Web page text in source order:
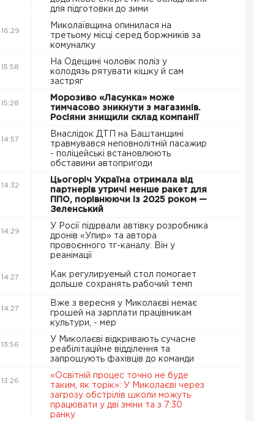
для підготовки до зими
16:29
Миколаївщина опинилася на
третьому місці серед боржників за
комуналку
15:58
На Одещині чоловік поліз у
колодязь рятувати кішку й сам
застряг
15:28
Морозиво «Ласунка» може
тимчасово зникнути з магазинів.
Росіяни знищили склад компанії
14:57
Внаслідок ДТП на Баштанщині
травмувався неповнолітній пасажир
- поліцейські встановлюють
обставини автопригоди
14:32
Цьогоріч Україна отримала від
партнерів утричі менше ракет для
ППО, порівнюючи із 2025 роком —
Зеленський
14:29
У Росії підірвали автівку розробника
дронів «Упир» та автора
провоєнного тг-каналу. Він у
реанімації
14:27
Как регулируемый стол помогает
дольше сохранять рабочий темп
14:27
Вже з вересня у Миколаєві немає
грошей на зарплати працівникам
культури, - мер
13:56
У Миколаєві відкривають сучасне
реабілітаційне відділення та
запрошують фахівців до команди
13:26
«Освітній процес точно не буде
таким, як торік»: У Миколаєві через
загрозу обстрілів школи можуть
працювати у дві зміни та з 7:30
ранку